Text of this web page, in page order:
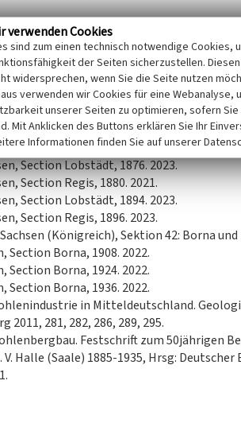
2022.
vor 1945). 2022.
und Universitätsbibliothek / Deutsche
Section Lobstädt, 1876. 2023.
Section Regis, 1880. 2021.
Section Lobstädt, 1894. 2023.
Section Regis, 1896. 2023.
(Königreich), Sektion 42: Borna und
Borna, 1908. 2022.
Borna, 1924. 2022.
Borna, 1936. 2022.
in Mitteldeutschland.
2011, 281, 282, 286, 289, 295.
Festschrift zum 50jährigen
Halle (Saale) 1885-1935, Hrsg:
verwenden Cookies
sind zum einen technisch notwendige Cookies,
der Seiten sicherzustellen.
widersprechen, wenn Sie die Seite nutzen
verwenden wir Cookies für eine Webanalyse,
unserer Seiten zu optimieren, sofern
Mit Anklicken des Buttons erklären Sie Ihr
Informationen finden Sie auf unserer